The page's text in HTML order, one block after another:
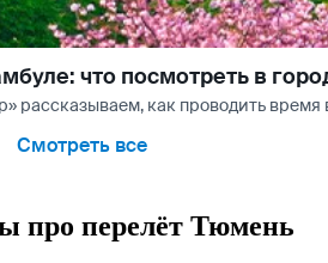
что посмотреть в
рассказываем, как проводить
Смотреть все
про перелёт Тюмень